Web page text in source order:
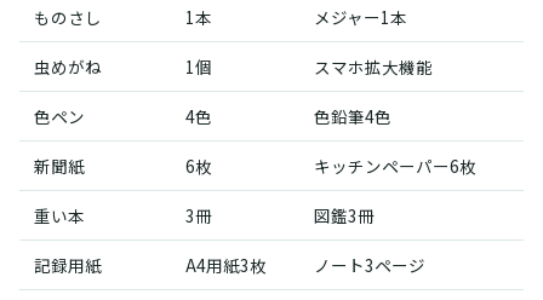
ものさし 1本 メジャー1本
虫めがね 1個 スマホ拡大機能
色ペン 4色 色鉛筆4色
新聞紙 6枚 キッチンペーパー6枚
重い本 3冊 図鑑3冊
記録用紙 A4用紙3枚 ノート3ページ